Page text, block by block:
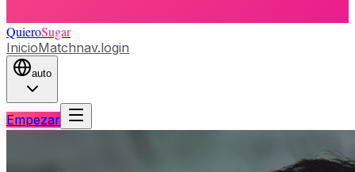
QuieroSugar
InicioMatchnav.login
auto
Empezar